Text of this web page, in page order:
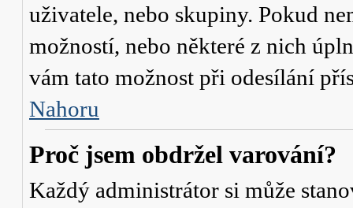
uživatele, nebo skupiny. Pokud
možností, nebo některé z nich
vám tato možnost při odesílání
Nahoru
Proč jsem obdržel varování?
Každý administrátor si může